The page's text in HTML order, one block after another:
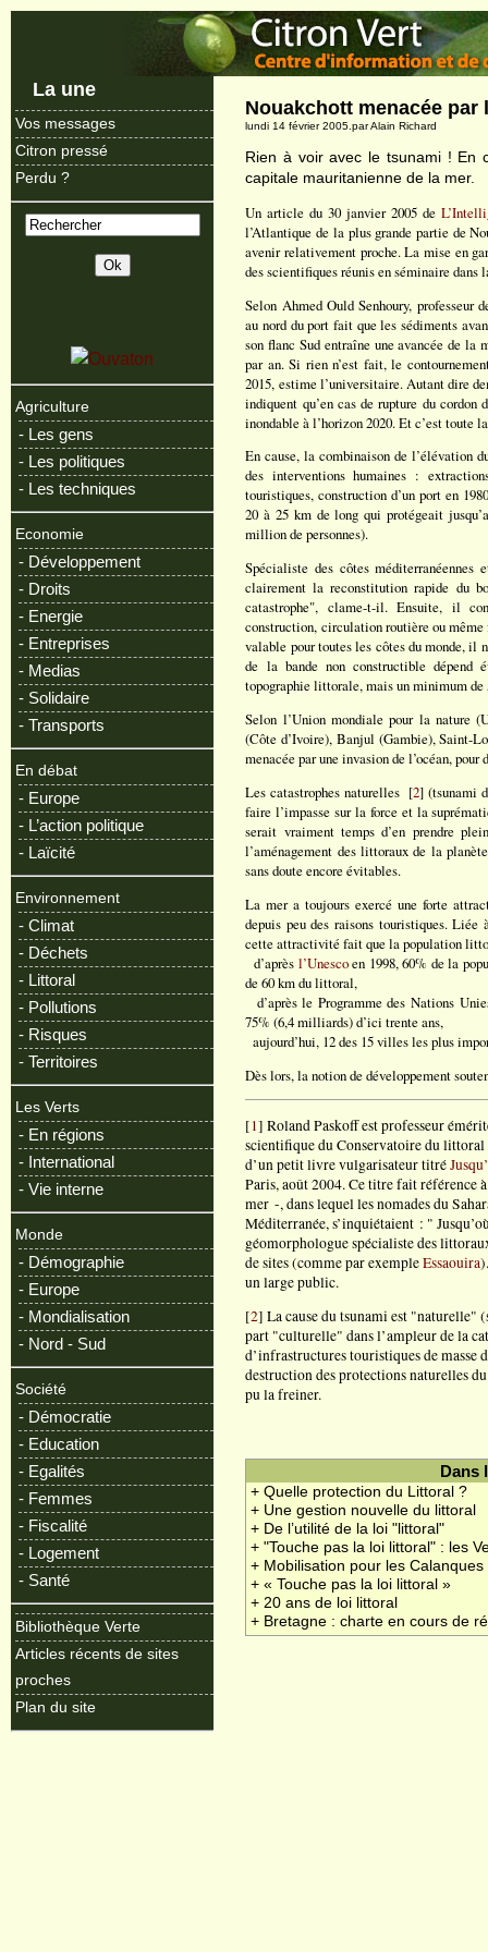
La une
Vos messages
Citron pressé
Perdu ?
Agriculture
- Les gens
- Les politiques
- Les techniques
Economie
- Développement
- Droits
- Energie
- Entreprises
- Medias
- Solidaire
- Transports
En débat
- Europe
- L’action politique
- Laïcité
Environnement
- Climat
- Déchets
- Littoral
- Pollutions
- Risques
- Territoires
Les Verts
- En régions
- International
- Vie interne
Monde
- Démographie
- Europe
- Mondialisation
- Nord - Sud
Société
- Démocratie
- Education
- Egalités
- Femmes
- Fiscalité
- Logement
- Santé
Bibliothèque Verte
Articles récents de sites
proches
Plan du site
Nouakchott menacée par
lundi 14 février 2005.par Alain Richard
Rien à voir avec le tsunami ! En
capitale mauritanienne de la mer.
Un article du 30 janvier 2005 de
l’Atlantique de la plus grande partie de
avenir relativement proche. La mise en
des scientifiques réunis en séminaire dans
Selon Ahmed Ould Senhoury, professeur
au nord du port fait que les sédiments
son flanc Sud entraîne une avancée de la
par an. Si rien n’est fait, le
2015, estime l’universitaire. Autant dire
indiquent qu’en cas de rupture du
inondable à l’horizon 2020. Et c’est toute
En cause, la combinaison de l’élévation
des interventions humaines :
touristiques, construction d’un port en
20 à 25 km de long qui protégeait
million de personnes).
Spécialiste des côtes
clairement la reconstitution rapide du
catastrophe", clame-t-il. Ensuite, il
construction, circulation routière ou
valable pour toutes les côtes du monde, il
de la bande non constructible dépend
topographie littorale, mais un minimum de
Selon l’Union mondiale pour la nature
(Côte d’Ivoire), Banjul (Gambie), Saint-
menacée par une invasion de l’océan,
Les catastrophes naturelles [2] (tsunami
faire l’impasse sur la force et la
serait vraiment temps d’en prendre
l’aménagement des littoraux de la
sans doute encore évitables.
La mer a toujours exercé une forte
depuis peu des raisons touristiques.
cette attractivité fait que la population
d’après l’Unescoen 1998, 60% de la
de 60 km du littoral,
d’après le Programme des Nations
75% (6,4 milliards) d’ici trente ans,
aujourd’hui, 12 des 15 villes les plus
Dès lors, la notion de développement
[1] Roland Paskoff est professeur
scientifique du Conservatoire du littoral
d’un petit livre vulgarisateur titré
Paris, août 2004. Ce titre fait référence
mer -, dans lequel les nomades du
Méditerranée, s’inquiétaient : "
géomorphologue spécialiste des
de sites (comme par exempleEssaouira
un large public.
[2] La cause du tsunami est "naturelle"
part "culturelle" dans l’ampleur de la
d’infrastructures touristiques de masse
destruction des protections naturelles
pu la freiner.
Dans
+ Quelle protection du Littoral ?
+ Une gestion nouvelle du littoral
+ De l’utilité de la loi "littoral"
+ "Touche pas la loi littoral" : les
+ Mobilisation pour les Calanques
+ « Touche pas la loi littoral »
+ 20 ans de loi littoral
+ Bretagne : charte en cours de